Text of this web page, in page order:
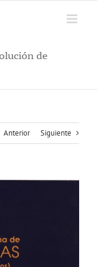
de
Anterior Siguiente